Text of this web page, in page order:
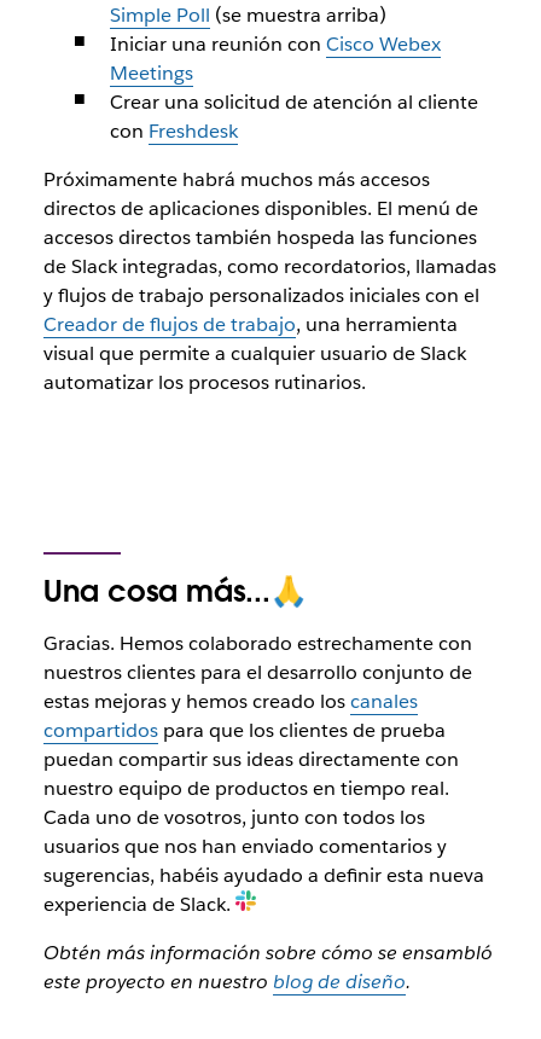
Simple Poll (se muestra arriba)
Iniciar una reunión con Cisco Webex
Meetings
Crear una solicitud de atención al cliente
con Freshdesk
Próximamente habrá muchos más accesos
directos de aplicaciones disponibles. El menú de
accesos directos también hospeda las funciones
de Slack integradas, como recordatorios, llamadas
y flujos de trabajo personalizados iniciales con el
Creador de flujos de trabajo, una herramienta
visual que permite a cualquier usuario de Slack
automatizar los procesos rutinarios.
Una cosa más...🙏
Gracias. Hemos colaborado estrechamente con
nuestros clientes para el desarrollo conjunto de
estas mejoras y hemos creado loscanales
compartidospara que los clientes de prueba
puedan compartir sus ideas directamente con
nuestro equipo de productos en tiempo real.
Cada uno de vosotros, junto con todos los
usuarios que nos han enviado comentarios y
sugerencias, habéis ayudado a definir esta nueva
experiencia de Slack.
Obtén más información sobre cómo se ensambló
este proyecto en nuestro blog de diseño.